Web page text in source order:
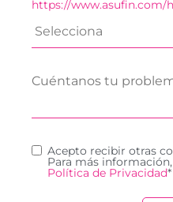
https://www.asufin.com/
Acepto recibir otras
Para más
Política de Privacidad*